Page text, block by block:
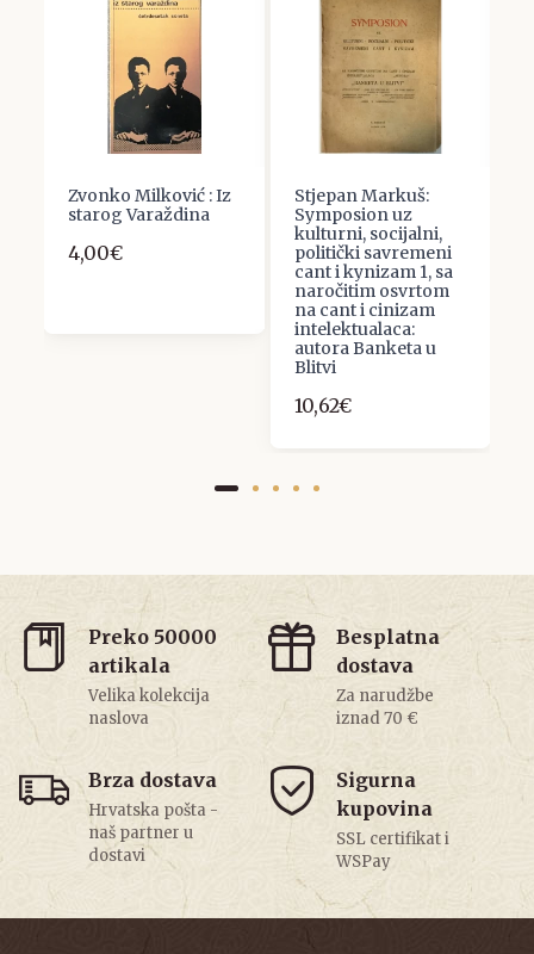
Zvonko Milković : Iz
starog Varaždina
4,00€
Stjepan Markuš:
Symposion uz
kulturni, socijalni,
politički savremeni
cant i kynizam 1, sa
naročitim osvrtom
na cant i cinizam
intelektualaca:
autora Banketa u
Blitvi
10,62€
Preko 50000
artikala
Velika kolekcija
naslova
Besplatna
dostava
Za narudžbe
iznad 70 €
Brza dostava
Hrvatska pošta -
naš partner u
dostavi
Sigurna
kupovina
SSL certifikat i
WSPay